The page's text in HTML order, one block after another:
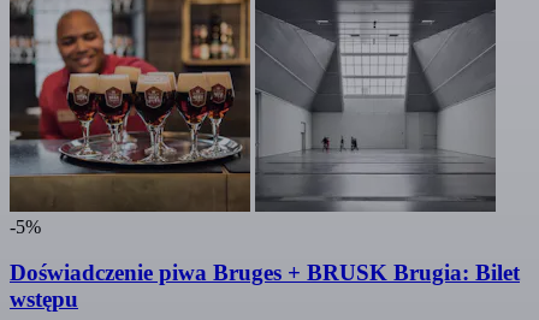
-5%
Doświadczenie piwa Bruges + BRUSK Brugia: Bilet
wstępu